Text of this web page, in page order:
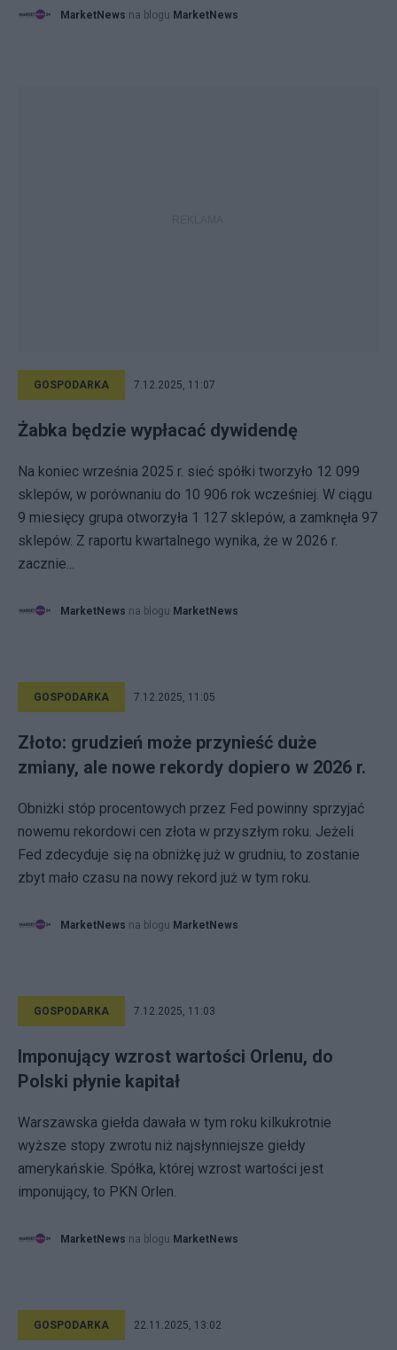
MarketNews na blogu MarketNews
GOSPODARKA 7.12.2025, 11:07
Żabka będzie wypłacać dywidendę
Na koniec września 2025 r. sieć spółki tworzyło 12 099
sklepów, w porównaniu do 10 906 rok wcześniej. W ciągu
9 miesięcy grupa otworzyła 1 127 sklepów, a zamknęła 97
sklepów. Z raportu kwartalnego wynika, że w 2026 r.
zacznie...
MarketNews na blogu MarketNews
GOSPODARKA 7.12.2025, 11:05
Złoto: grudzień może przynieść duże
zmiany, ale nowe rekordy dopiero w 2026 r.
Obniżki stóp procentowych przez Fed powinny sprzyjać
nowemu rekordowi cen złota w przyszłym roku. Jeżeli
Fed zdecyduje się na obniżkę już w grudniu, to zostanie
zbyt mało czasu na nowy rekord już w tym roku.
MarketNews na blogu MarketNews
GOSPODARKA 7.12.2025, 11:03
Imponujący wzrost wartości Orlenu, do
Polski płynie kapitał
Warszawska giełda dawała w tym roku kilkukrotnie
wyższe stopy zwrotu niż najsłynniejsze giełdy
amerykańskie. Spółka, której wzrost wartości jest
imponujący, to PKN Orlen.
MarketNews na blogu MarketNews
GOSPODARKA 22.11.2025, 13:02